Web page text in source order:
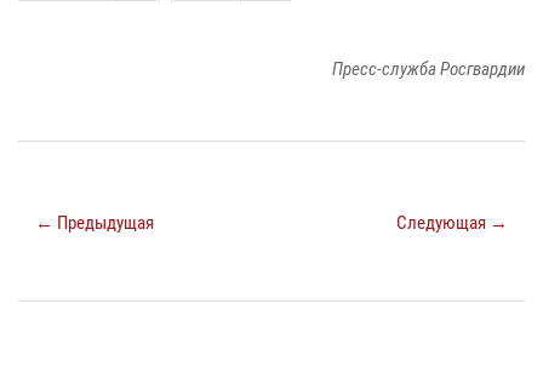
Пресс-служба Росгвардии
← Предыдущая Следующая →